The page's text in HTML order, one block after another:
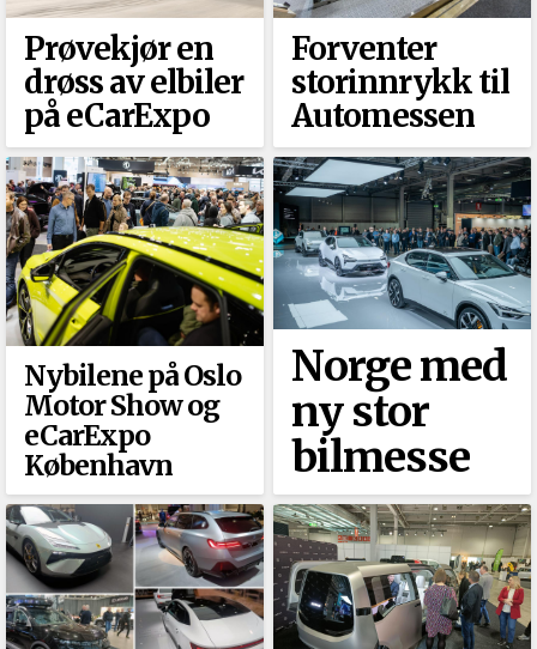
Prøvekjør en
drøss av elbiler
på eCarExpo
Forventer
storinnrykk til
Automessen
Nybilene på Oslo
Motor Show og
eCarExpo
København
Norge med
ny stor
bilmesse